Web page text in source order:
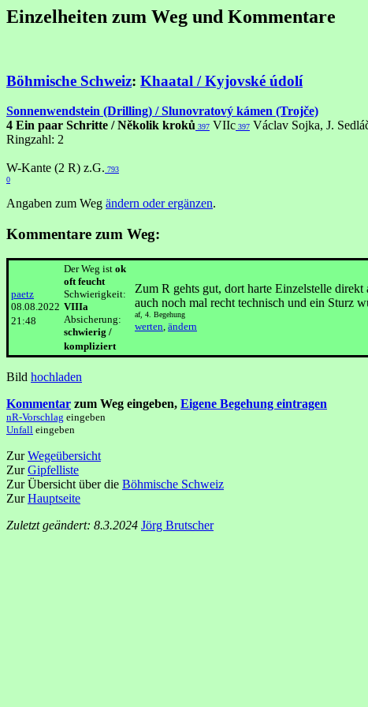
Einzelheiten zum Weg und Kommentare
Böhmische Schweiz: Khaatal / Kyjovské údolí
Sonnenwendstein (Drilling) / Slunovratový kámen (Trojče)
4 Ein paar Schritte / Několik kroků 397 VIIc 397 Václav Sojka, J.
Ringzahl: 2
W-Kante (2 R) z.G. 793
0
Angaben zum Weg ändern oder ergänzen.
Kommentare zum Weg:
paetz
08.08.2022
21:48
Der Weg ist ok
oft feucht
Schwierigkeit:
VIIIa
Absicherung:
schwierig /
kompliziert
Zum R gehts gut, dort harte Einzelstelle
auch noch mal recht technisch und ein Sturz
af, 4. Begehung
werten ändern
Bild hochladen
Kommentar zum Weg eingeben, Eigene Begehung eintragen
nR-Vorschlag eingeben
Unfall eingeben
ZurWegeübersicht
ZurGipfelliste
Zur Übersicht über die Böhmische Schweiz
ZurHauptseite
Zuletzt geändert: 8.3.2024 Jörg Brutscher